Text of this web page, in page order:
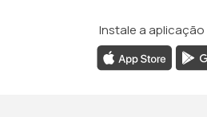
Instale a aplicação